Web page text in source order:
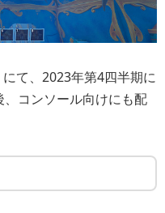
にて、2023年第4四半期に
コンソール向けにも配